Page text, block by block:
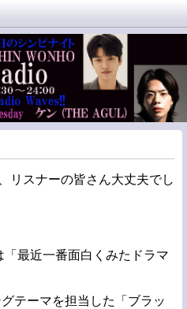
リスナーの皆さん大丈夫でし
最近一番面白くみたドラマ
テーマを担当した「ブラッ